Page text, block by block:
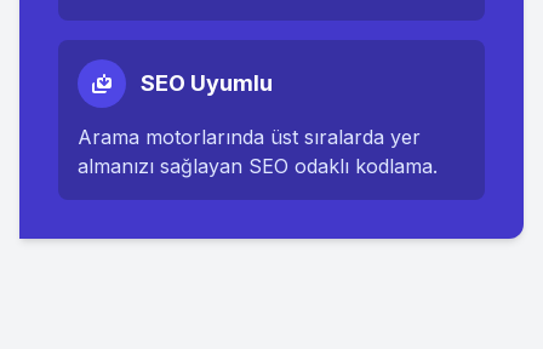
SEO Uyumlu
Arama motorlarında üst sıralarda yer
almanızı sağlayan SEO odaklı kodlama.